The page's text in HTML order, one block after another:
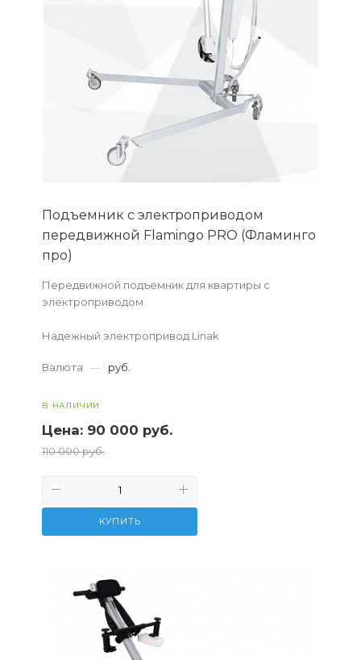
Подъемник с электроприводом
передвижной Flamingo PRO (Фламинго
про)
Передвижной подъемник для квартиры с
электроприводом
Надежный электропривод Linak
Набор необходимого инструмента в комплекте
Валюта — руб.
В НАЛИЧИИ
Цена: 90 000 руб.
110 000 руб.
КУПИТЬ